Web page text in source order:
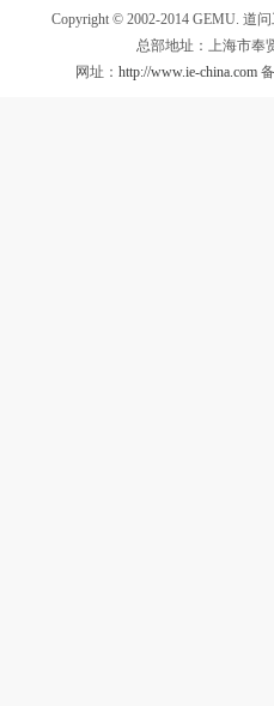
Copyright © 2002-2014 GEMU. 道
总部地址：上海市奉
网址： http://www.ie-china.com